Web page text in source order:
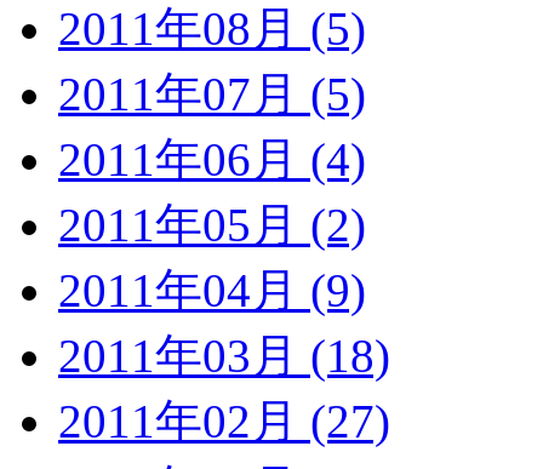
2011年08月 (5)
2011年07月 (5)
2011年06月 (4)
2011年05月 (2)
2011年04月 (9)
2011年03月 (18)
2011年02月 (27)